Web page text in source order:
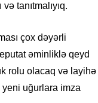
tanıtmalıyıq.
çox dəyərli
əminliklə qeyd
rolu olacaq və layihə
uğurlara imza